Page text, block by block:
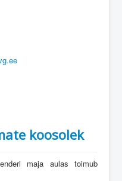
koosolek
maja aulas toimub